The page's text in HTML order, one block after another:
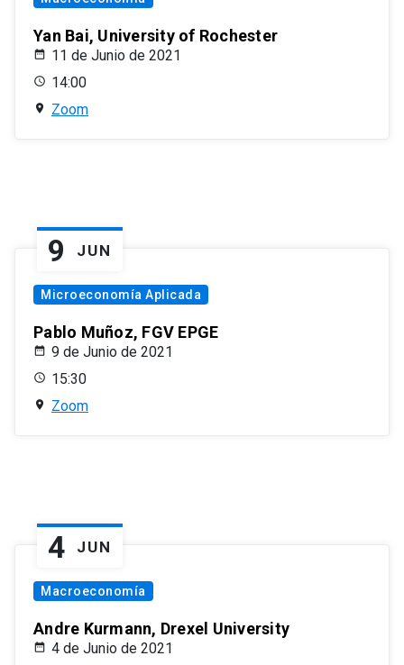
Yan Bai, University of Rochester
11 de Junio de 2021
14:00
Zoom
9 JUN
Microeconomía Aplicada
Pablo Muñoz, FGV EPGE
9 de Junio de 2021
15:30
Zoom
4 JUN
Macroeconomía
Andre Kurmann, Drexel University
4 de Junio de 2021